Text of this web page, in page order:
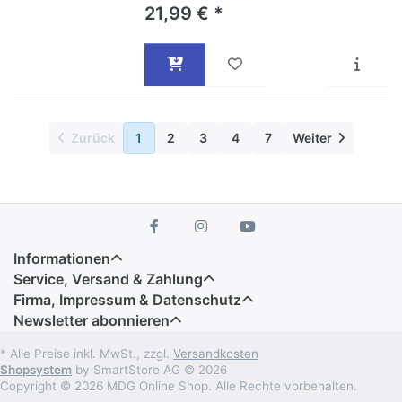
21,99 € *
Zurück 1 2 3 4 7 Weiter
Informationen
Service, Versand & Zahlung
Firma, Impressum & Datenschutz
Newsletter abonnieren
* Alle Preise inkl. MwSt., zzgl. Versandkosten
Shopsystem by SmartStore AG © 2026
Copyright © 2026 MDG Online Shop. Alle Rechte vorbehalten.